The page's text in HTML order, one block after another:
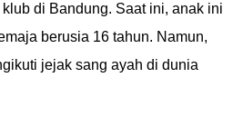
di Bandung. Saat ini, anak ini
berusia 16 tahun. Namun,
jejak sang ayah di dunia